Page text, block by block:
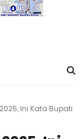
Ini Kata Bupati